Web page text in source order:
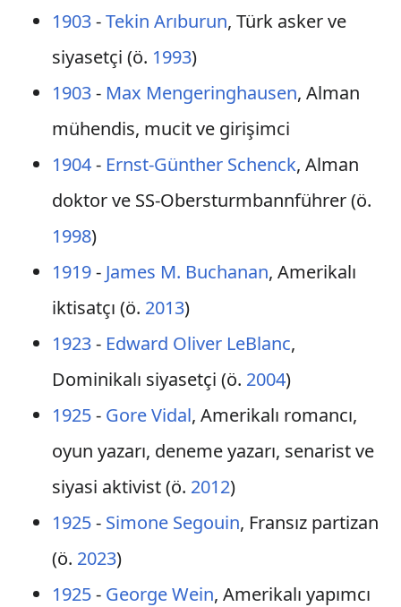
1903-Tekin Arıburun, Türk asker ve
siyasetçi (ö. 1993)
1903- Max Mengeringhausen, Alman
mühendis, mucit ve girişimci
1904- Ernst-Günther Schenck, Alman
doktor ve SS-Obersturmbannführer (ö.
1998)
1919- James M. Buchanan, Amerikalı
iktisatçı (ö. 2013)
1923- Edward Oliver LeBlanc,
Dominikalı siyasetçi (ö. 2004)
1925- Gore Vidal, Amerikalı romancı,
oyun yazarı, deneme yazarı, senarist ve
siyasi aktivist (ö. 2012)
1925- Simone Segouin, Fransız partizan
(ö. 2023)
1925- George Wein, Amerikalı yapımcı